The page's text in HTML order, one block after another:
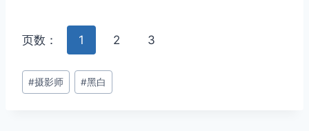
页数： 1 2 3
文
章
#摄影师 #黑白